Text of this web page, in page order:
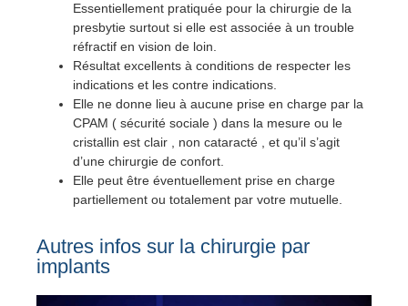
Essentiellement pratiquée pour la chirurgie de la
presbytie surtout si elle est associée à un trouble
réfractif en vision de loin.
Résultat excellents à conditions de respecter les
indications et les contre indications.
Elle ne donne lieu à aucune prise en charge par la
CPAM ( sécurité sociale ) dans la mesure ou le
cristallin est clair , non cataracté , et qu’il s’agit
d’une chirurgie de confort.
Elle peut être éventuellement prise en charge
partiellement ou totalement par votre mutuelle.
Autres infos sur la chirurgie par
implants